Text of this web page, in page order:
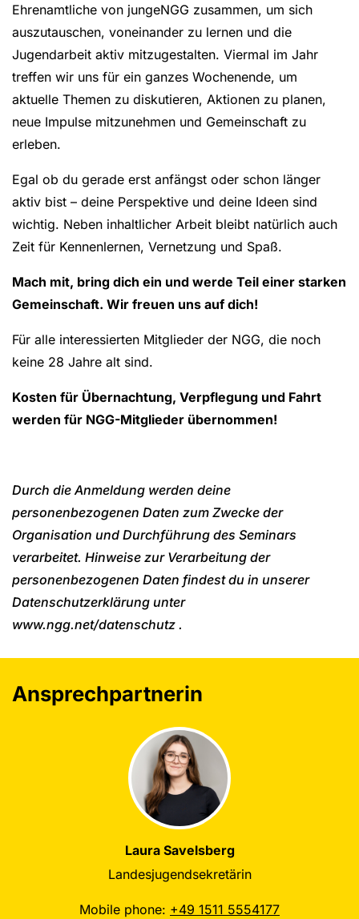
Ehrenamtliche von jungeNGG zusammen, um sich
auszutauschen, voneinander zu lernen und die
Jugendarbeit aktiv mitzugestalten. Viermal im Jahr
treffen wir uns für ein ganzes Wochenende, um
aktuelle Themen zu diskutieren, Aktionen zu planen,
neue Impulse mitzunehmen und Gemeinschaft zu
erleben.
Egal ob du gerade erst anfängst oder schon länger
aktiv bist – deine Perspektive und deine Ideen sind
wichtig. Neben inhaltlicher Arbeit bleibt natürlich auch
Zeit für Kennenlernen, Vernetzung und Spaß.
Mach mit, bring dich ein und werde Teil einer starken
Gemeinschaft. Wir freuen uns auf dich!
Für alle interessierten Mitglieder der NGG, die noch
keine 28 Jahre alt sind.
Kosten für Übernachtung, Verpflegung und Fahrt
werden für NGG-Mitglieder übernommen!
Durch die Anmeldung werden deine
personenbezogenen Daten zum Zwecke der
Organisation und Durchführung des Seminars
verarbeitet. Hinweise zur Verarbeitung der
personenbezogenen Daten findest du in unserer
Datenschutzerklärung unter
www.ngg.net/datenschutz .
Ansprechpartnerin
Laura Savelsberg
Landesjugendsekretärin
Mobile phone: +49 1511 5554177